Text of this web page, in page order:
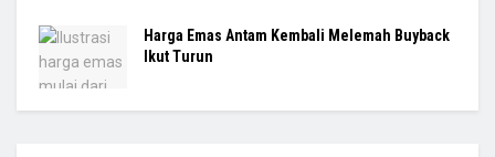
Harga Emas Antam Kembali Melemah Buyback
Ikut Turun